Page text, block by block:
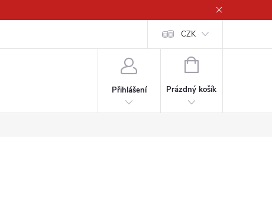
CZK
Přihlášení
NÁKUPNÍ
Prázdný košík